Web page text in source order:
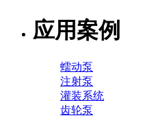
应用案例
蠕动泵
注射泵
灌装系统
齿轮泵